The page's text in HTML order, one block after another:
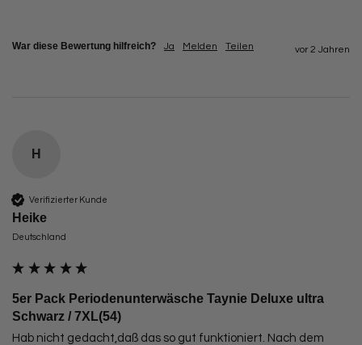
War diese Bewertung hilfreich? Ja Melden Teilen vor 2 Jahren
H
Verifizierter Kunde
Heike
Deutschland
5er Pack Periodenunterwäsche Taynie Deluxe ultra
Schwarz / 7XL(54)
Hab nicht gedacht,daß das so gut funktioniert. Nach dem